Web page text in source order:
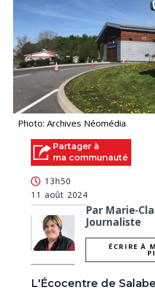
Photo: Archives Néomédia
Partager à
ma communauté
13h50
11 août 2024
Par Marie-
Journaliste
ÉCRIRE À
L'Écocentre de